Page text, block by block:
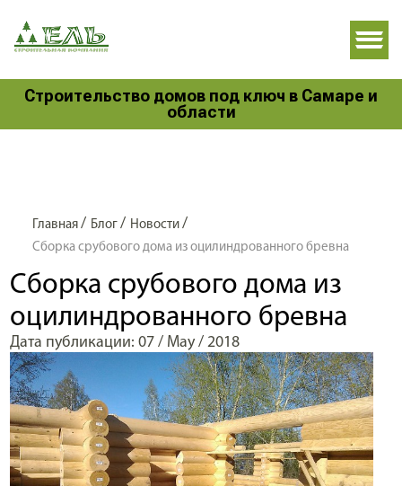
Строительство домов под ключ в Самаре и
области
Главная/ Блог/ Новости/
Сборка срубового дома из оцилиндрованного бревна
Сборка срубового дома из
оцилиндрованного бревна
Дата публикации: 07 / May / 2018